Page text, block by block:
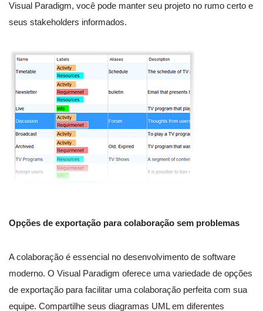
Visual Paradigm, você pode manter seu projeto no rumo certo e
seus stakeholders informados.
Opções de exportação para colaboração sem problemas
A colaboração é essencial no desenvolvimento de software
moderno. O Visual Paradigm oferece uma variedade de opções
de exportação para facilitar uma colaboração perfeita com sua
equipe. Compartilhe seus diagramas UML em diferentes